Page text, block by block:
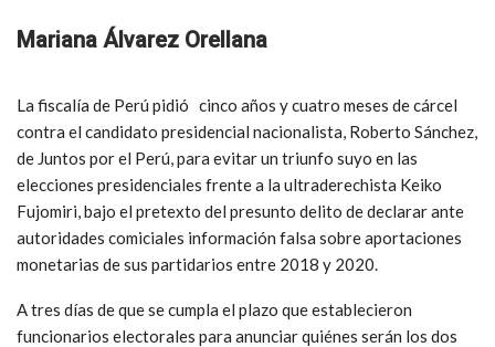
Mariana Álvarez Orellana
La fiscalía de Perú pidió cinco años y cuatro meses de cárcel
contra el candidato presidencial nacionalista, Roberto Sánchez,
de Juntos por el Perú, para evitar un triunfo suyo en las
elecciones presidenciales frente a la ultraderechista Keiko
Fujomiri, bajo el pretexto del presunto delito de declarar ante
autoridades comiciales información falsa sobre aportaciones
monetarias de sus partidarios entre 2018 y 2020.
A tres días de que se cumpla el plazo que establecieron
funcionarios electorales para anunciar quiénes serán los dos